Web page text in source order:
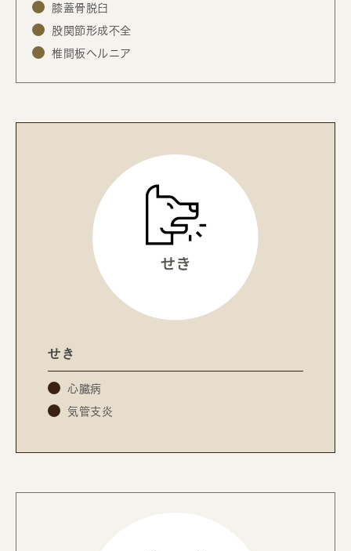
膝蓋骨脱臼
股関節形成不全
椎間板ヘルニア
せき
心臓病
気管支炎